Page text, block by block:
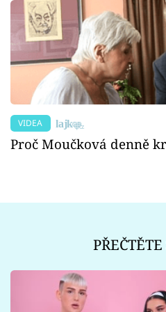
VIDEA
Proč Moučková denně